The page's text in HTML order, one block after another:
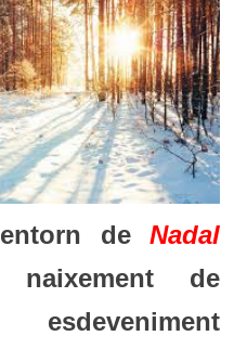
entorn deNadal
naixement de